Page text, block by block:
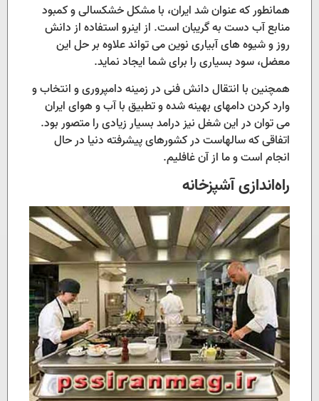
همانطور که عنوان شد ایران، با مشکل خشکسالی و کمبود
منابع آب دست به گریبان است. از اینرو استفاده از دانش
روز و شیوه های آبیاری نوین می تواند علاوه بر حل این
معضل، سود بسیاری را برای شما ایجاد نماید.
همچنین با انتقال دانش فنی در زمینه دامپروری و انتخاب و
وارد کردن دامهای بهینه شده و تطبیق با آب و هوای ایران
می توان در این شغل نیز درامد بسیار زیادی را متصور بود.
اتفاقی که سالهاست در کشورهای پیشرفته دنیا در حال
انجام است و ما از آن غافلیم.
راه‌اندازی آشپزخانه